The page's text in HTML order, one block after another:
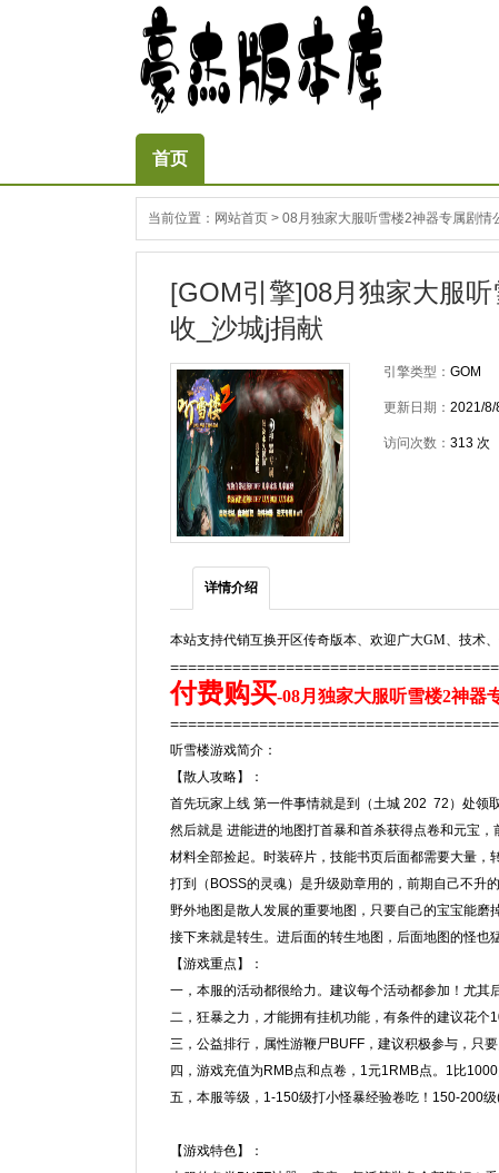
首页
当前位置： 网站首页 > 08月独家大服听雪楼2神器专属剧
[GOM引擎]08月独家大服
收_沙城j捐献
引擎类型： GOM
更新日期： 2021/8/
访问次数： 313 次
详情介绍
本站支持代销互换开区传奇版本、欢迎广大GM、技术
付费购买-08月独家大服听雪楼2神器
听雪楼游戏简介：
【散人攻略】：
首先玩家上线 第一件事情就是到（土城 202 72）处领
然后就是 进能进的地图打首暴和首杀获得点卷和元宝
材料全部捡起。时装碎片，技能书页后面都需要大量，
打到（BOSS的灵魂）是升级勋章用的，前期自己不升
野外地图是散人发展的重要地图，只要自己的宝宝能
接下来就是转生。进后面的转生地图，后面地图的怪也
【游戏重点】：
一，本服的活动都很给力。建议每个活动都参加！尤其
二，狂暴之力，才能拥有挂机功能，有条件的建议花个
三，公益排行，属性游鞭尸BUFF，建议积极参与，只
四，游戏充值为RMB点和点卷，1元1RMB点。1比
五，本服等级，1-150级打小怪暴经验卷吃！150-200
【游戏特色】：